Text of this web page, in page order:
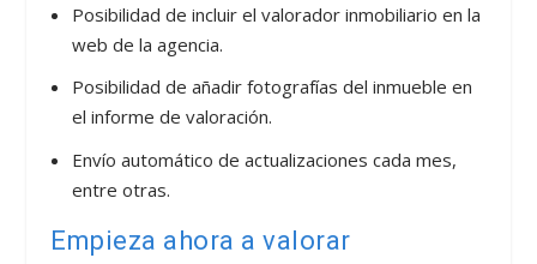
Posibilidad de incluir el valorador inmobiliario en la
web de la agencia.
Posibilidad de añadir fotografías del inmueble en
el informe de valoración.
Envío automático de actualizaciones cada mes,
entre otras.
Empieza ahora a valorar